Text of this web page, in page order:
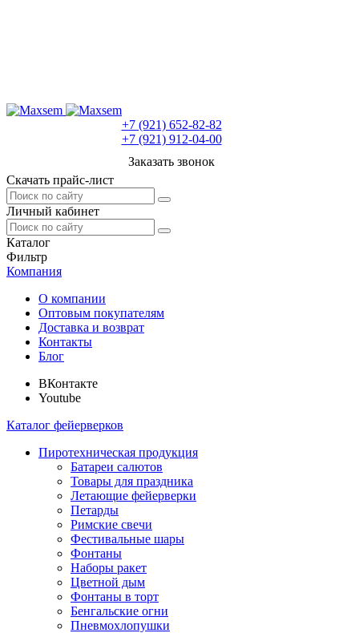
+7 (921) 652-82-82
+7 (921) 912-04-00
Заказать звонок
Скачать прайс-лист
Личный кабинет
Каталог
Фильтр
Компания
О компании
Оптовым покупателям
Доставка и возврат
Контакты
Блог
ВКонтакте
Youtube
Каталог фейерверков
Пиротехническая продукция
Батареи салютов
Товары для праздника
Летающие фейерверки
Петарды
Римские свечи
Фестивальные шары
Фонтаны
Наборы ракет
Цветной дым
Фонтаны в торт
Бенгальские огни
Пневмохлопушки